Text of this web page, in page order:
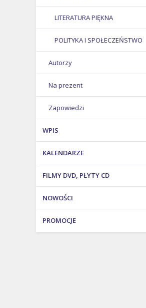
LITERATURA PIĘKNA
POLITYKA I SPOŁECZEŃSTWO
WIARA
ZAGROŻENIA
Adwent i Boże Narodzenie 2025
Autorzy
Na prezent
Zapowiedzi
WPIS
KALENDARZE
FILMY DVD, PŁYTY CD
NOWOŚCI
PROMOCJE